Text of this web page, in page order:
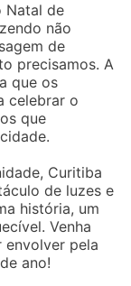
Natal de
não
de
precisamos. A
que os
celebrar o
que
Curitiba
de luzes e
história, um
Venha
envolver pela
ano!